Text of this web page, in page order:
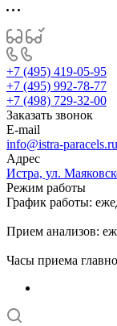
+7 (495) 419-05-95
+7 (495) 992-78-77
+7 (498) 729-32-00
Заказать звонок
E-mail
info@istra-paracels.ru
Адрес
Истра, ул.
Режим работы
График работы:
Прием анализов:
Часы приема